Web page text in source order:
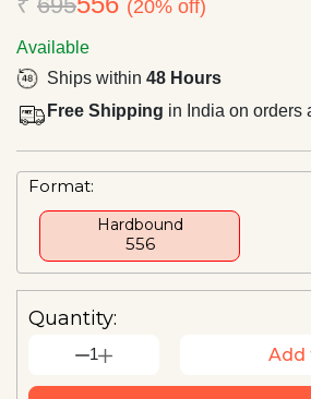
(20% off)
Available
Ships within 48 Hours
Free Shipping in India on orders
Format:
Hardbound
₹556
Quantity:
1 Add